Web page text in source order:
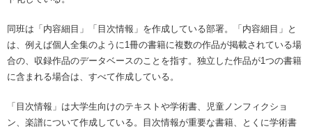
同班は「内容細目」「目次情報」を作成している部署。「内容細目」と
は、例えば個人全集のように1冊の書籍に複数の作品が掲載されている場
合の、収録作品のデータベースのことを指す。独立した作品が1つの書籍
に含まれる場合は、すべて作成している。
「目次情報」は大学生向けのテキストや学術書、児童ノンフィクショ
ン、楽譜について作成している。目次情報が重要な書籍、とくに学術書